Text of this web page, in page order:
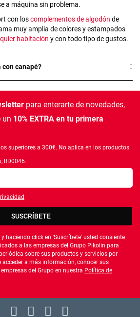
a máquina sin problema.
con loscomplementos de algodón de
muy amplia de colores y estampados
habitación y con todo tipo de gustos.
con canapé?
para enterarte de novedades,
un 10% EXTRA en tu primera
superiores a 300€. No aplica en los productos:
BD0046.
SUSCRÍBETE
haciendo click en 'Suscríbete' usted consiente
a las empresas del Grupo Pikolin para
sobre sus productos y servicios por
acceder a más información, conocer sus
del Grupo en nuestra Política de